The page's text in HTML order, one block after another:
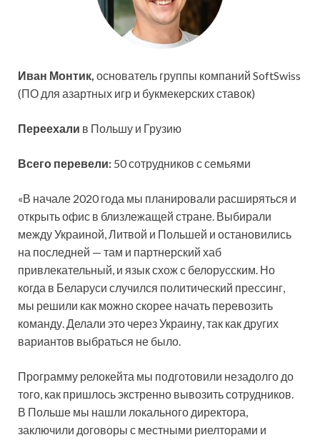
Иван Монтик, основатель группы компаний SoftSwiss
(ПО для азартных игр и букмекерских ставок)
Переехали в Польшу и Грузию
Всего перевели: 50 сотрудников с семьями
«В начале 2020 года мы планировали расширяться и
открыть офис в близлежащей стране. Выбирали
между Украиной, Литвой и Польшей и остановились
на последней — там и партнерский хаб
привлекательный, и язык схож с белорусским. Но
когда в Беларуси случился политический прессинг,
мы решили как можно скорее начать перевозить
команду. Делали это через Украину, так как других
вариантов выбраться не было.
Программу релокейта мы подготовили незадолго до
того, как пришлось экстренно вывозить сотрудников.
В Польше мы нашли локального директора,
заключили договоры с местными риелторами и